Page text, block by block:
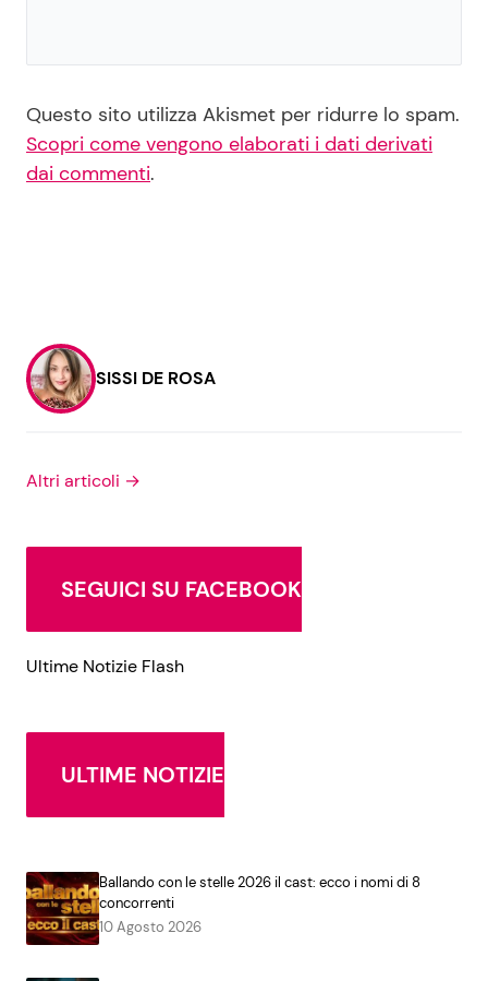
Questo sito utilizza Akismet per ridurre lo spam.
Scopri come vengono elaborati i dati derivati
dai commenti.
SISSI DE ROSA
Altri articoli →
SEGUICI SU FACEBOOK
Ultime Notizie Flash
ULTIME NOTIZIE
Ballando con le stelle 2026 il cast: ecco i nomi di 8
concorrenti
10 Agosto 2026